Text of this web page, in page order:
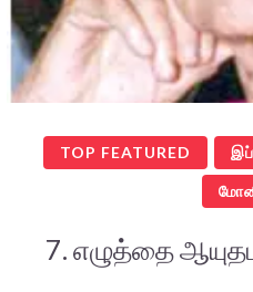
TOP FEATURED
7. எழுத்தை